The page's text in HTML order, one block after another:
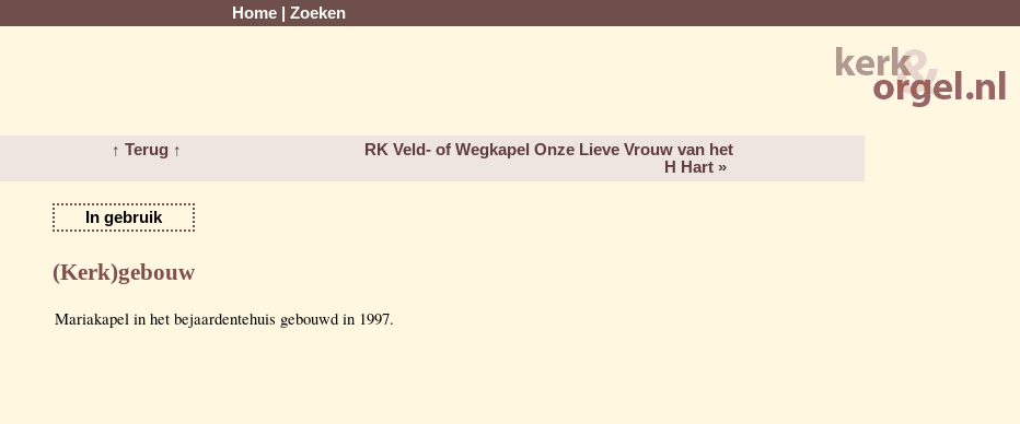
Home Zoeken
↑ Terug ↑
RK Veld- of Wegkapel Onze Lieve Vrouw van het
H Hart »
In gebruik
(Kerk)gebouw
Mariakapel in het bejaardentehuis gebouwd in 1997.